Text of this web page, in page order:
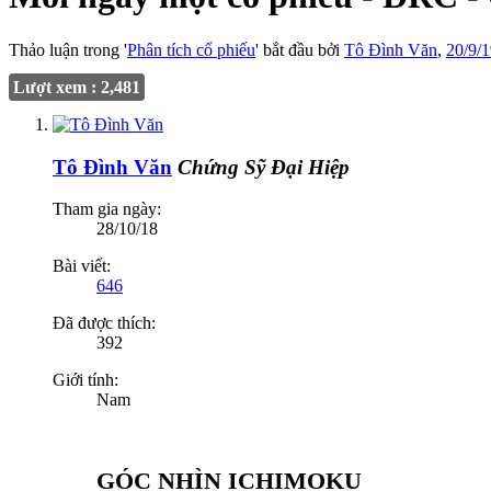
Thảo luận trong 'Phân tích cổ phiếu' bắt đầu bởi Tô Đình Văn, 20/9/
Lượt xem : 2,481
Tô Đình Văn Chứng Sỹ Đại Hiệp
Tham gia ngày:
28/10/18
Bài viết:
646
Đã được thích:
392
Giới tính:
Nam
GÓC NHÌN ICHIMOKU